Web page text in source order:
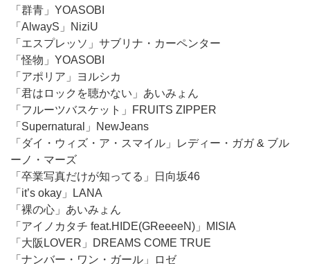
「群青」YOASOBI
「AlwayS」NiziU
「エスプレッソ」サブリナ・カーペンター
「怪物」YOASOBI
「アポリア」ヨルシカ
「君はロックを聴かない」あいみょん
「フルーツバスケット」FRUITS ZIPPER
「Supernatural」NewJeans
「ダイ・ウィズ・ア・スマイル」レディー・ガガ & ブル
ーノ・マーズ
「卒業写真だけが知ってる」日向坂46
「it’s okay」LANA
「裸の心」あいみょん
「アイノカタチ feat.HIDE(GReeeeN)」MISIA
「大阪LOVER」DREAMS COME TRUE
「ナンバー・ワン・ガール」ロゼ